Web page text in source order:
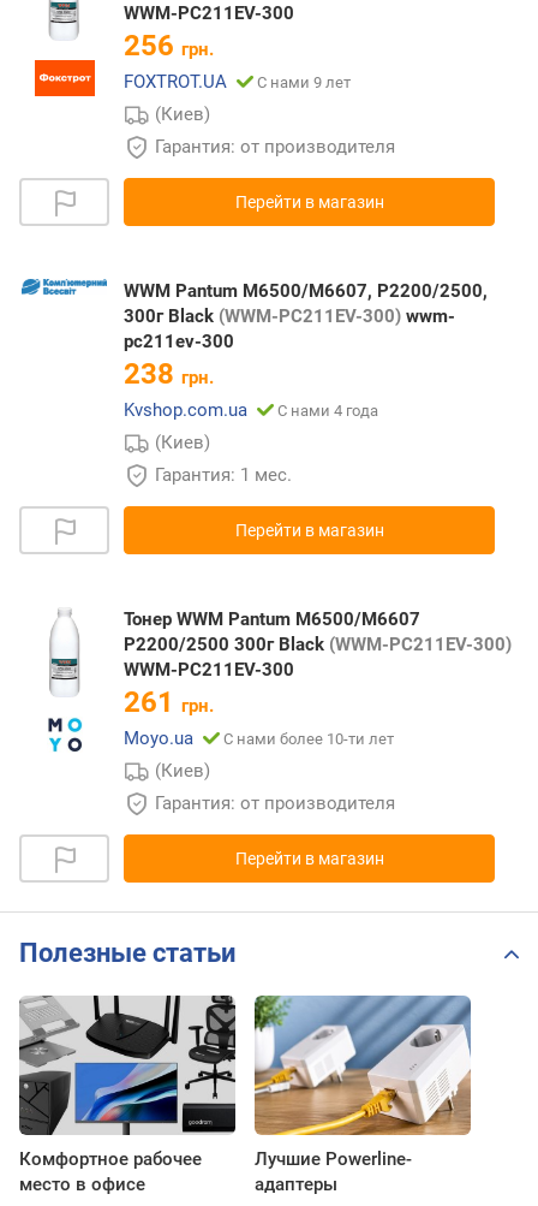
WWM-PC211EV-300
256 грн.
FOXTROT.UA
С нами 9 лет
(Киев)
Гарантия: от производителя
Перейти в магазин
WWM Pantum M6500/M6607, P2200/2500,
300г Black (WWM-PC211EV-300) wwm-
pc211ev-300
238 грн.
Kvshop.com.ua
С нами 4 года
(Киев)
Гарантия: 1 мес.
Перейти в магазин
Тонер WWM Pantum M6500/M6607
P2200/2500 300г Black (WWM-PC211EV-300)
WWM-PC211EV-300
261 грн.
Moyo.ua
С нами более 10-ти лет
(Киев)
Гарантия: от производителя
Перейти в магазин
Полезные статьи
Комфортное рабочее
место в офисе
Лучшие Powerline-
адаптеры